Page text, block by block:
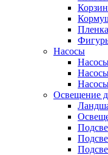
Насосы
Освещение